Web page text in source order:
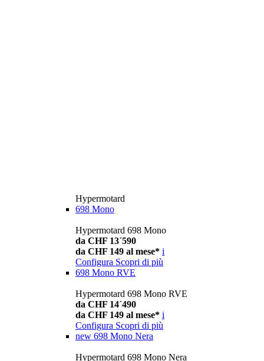
Hypermotard
698 Mono
Hypermotard 698 Mono
da CHF 13´590
da CHF 149 al mese* i
Configura Scopri di più
698 Mono RVE
Hypermotard 698 Mono RVE
da CHF 14´490
da CHF 149 al mese* i
Configura Scopri di più
new 698 Mono Nera
Hypermotard 698 Mono Nera